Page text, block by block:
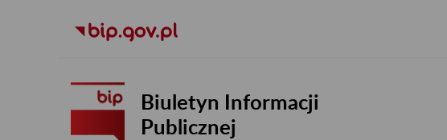
Biuletyn Informacji
Publicznej